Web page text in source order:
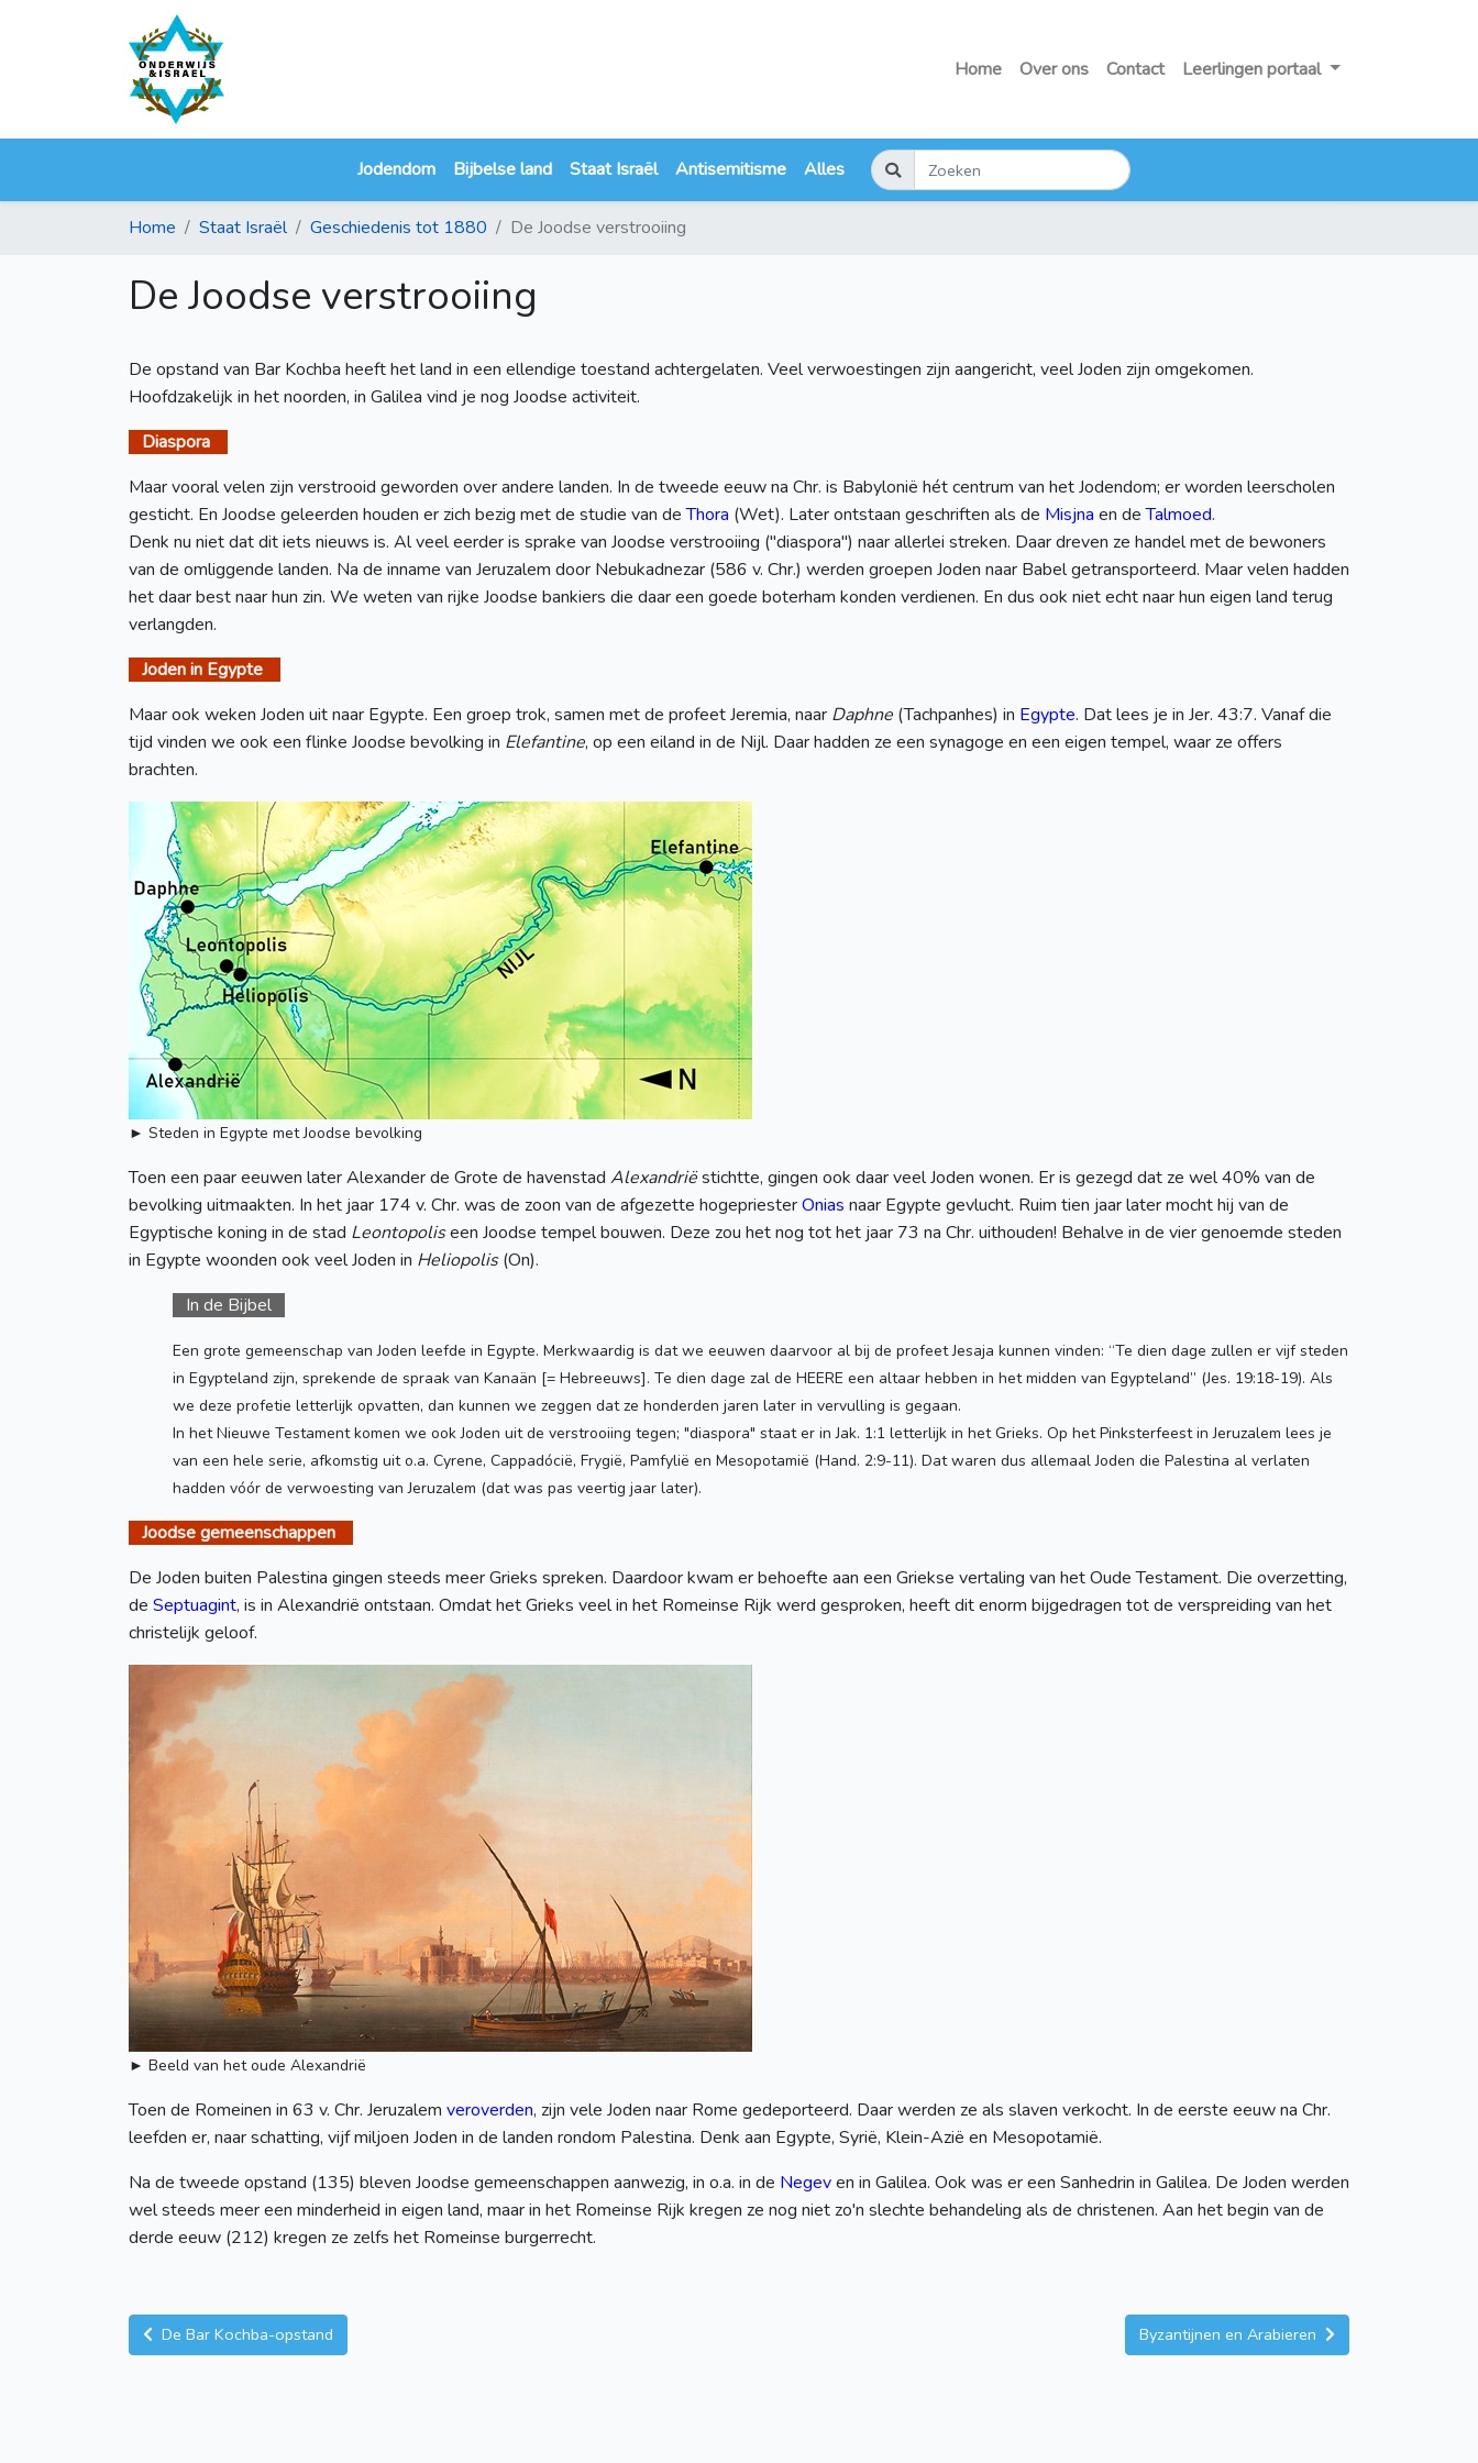
Home Over ons Contact Leerlingen portaal
Jodendom Bijbelse land Staat Israël Antisemitisme Alles
Home Staat Israël Geschiedenis tot 1880 De Joodse verstrooiing
De Joodse verstrooiing
De opstand van Bar Kochba heeft het land in een ellendige toestand achtergelaten. Veel verwoestingen zijn aangericht, veel Joden zijn omgekomen.
Hoofdzakelijk in het noorden, in Galilea vind je nog Joodse activiteit.
Diaspora
Maar vooral velen zijn verstrooid geworden over andere landen. In de tweede eeuw na Chr. is Babylonië hét centrum van het Jodendom; er worden leerscholen
gesticht. En Joodse geleerden houden er zich bezig met de studie van deThora (Wet). Later ontstaan geschriften als de Misjna en deTalmoed.
Denk nu niet dat dit iets nieuws is. Al veel eerder is sprake van Joodse verstrooiing ("diaspora") naar allerlei streken. Daar dreven ze handel met de bewoners
van de omliggende landen. Na de inname van Jeruzalem door Nebukadnezar (586 v. Chr.) werden groepen Joden naar Babel getransporteerd. Maar velen hadden
het daar best naar hun zin. We weten van rijke Joodse bankiers die daar een goede boterham konden verdienen. En dus ook niet echt naar hun eigen land terug
verlangden.
Joden in Egypte
Maar ook weken Joden uit naar Egypte. Een groep trok, samen met de profeet Jeremia, naar Daphne (Tachpanhes) in Egypte. Dat lees je in Jer. 43:7. Vanaf die
tijd vinden we ook een flinke Joodse bevolking in Elefantine, op een eiland in de Nijl. Daar hadden ze een synagoge en een eigen tempel, waar ze offers
brachten.
► Steden in Egypte met Joodse bevolking
Toen een paar eeuwen later Alexander de Grote de havenstad Alexandriëstichtte, gingen ook daar veel Joden wonen. Er is gezegd dat ze wel 40% van de
bevolking uitmaakten. In het jaar 174 v. Chr. was de zoon van de afgezette hogepriesterOnias naar Egypte gevlucht. Ruim tien jaar later mocht hij van de
Egyptische koning in de stad Leontopoliseen Joodse tempel bouwen. Deze zou het nog tot het jaar 73 na Chr. uithouden! Behalve in de vier genoemde steden
in Egypte woonden ook veel Joden in Heliopolis(On).
In de Bijbel
Een grote gemeenschap van Joden leefde in Egypte. Merkwaardig is dat we eeuwen daarvoor al bij de profeet Jesaja kunnen vinden: “Te dien dage zullen er vijf steden
in Egypteland zijn, sprekende de spraak van Kanaän [= Hebreeuws]. Te dien dage zal de HEERE een altaar hebben in het midden van Egypteland” (Jes. 19:18-19). Als
we deze profetie letterlijk opvatten, dan kunnen we zeggen dat ze honderden jaren later in vervulling is gegaan.
In het Nieuwe Testament komen we ook Joden uit de verstrooiing tegen; "diaspora" staat er in Jak. 1:1 letterlijk in het Grieks. Op het Pinksterfeest in Jeruzalem lees je
van een hele serie, afkomstig uit o.a. Cyrene, Cappadócië, Frygië, Pamfylië en Mesopotamië (Hand. 2:9-11). Dat waren dus allemaal Joden die Palestina al verlaten
hadden vóór de verwoesting van Jeruzalem (dat was pas veertig jaar later).
Joodse gemeenschappen
De Joden buiten Palestina gingen steeds meer Grieks spreken. Daardoor kwam er behoefte aan een Griekse vertaling van het Oude Testament. Die overzetting,
de Septuagint, is in Alexandrië ontstaan. Omdat het Grieks veel in het Romeinse Rijk werd gesproken, heeft dit enorm bijgedragen tot de verspreiding van het
christelijk geloof.
► Beeld van het oude Alexandrië
Toen de Romeinen in 63 v. Chr. Jeruzalem veroverden, zijn vele Joden naar Rome gedeporteerd. Daar werden ze als slaven verkocht. In de eerste eeuw na Chr.
leefden er, naar schatting, vijf miljoen Joden in de landen rondom Palestina. Denk aan Egypte, Syrië, Klein-Azië en Mesopotamië.
Na de tweede opstand (135) bleven Joodse gemeenschappen aanwezig, in o.a. in de Negeven in Galilea. Ook was er een Sanhedrin in Galilea. De Joden werden
wel steeds meer een minderheid in eigen land, maar in het Romeinse Rijk kregen ze nog niet zo'n slechte behandeling als de christenen. Aan het begin van de
derde eeuw (212) kregen ze zelfs het Romeinse burgerrecht.
De Bar Kochba-opstand Byzantijnen en Arabieren